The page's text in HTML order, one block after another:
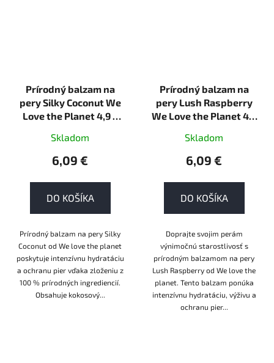
Prírodný balzam na
pery Silky Coconut We
Love the Planet 4,9 g
Skladom
6,09 €
DO KOŠÍKA
Prírodný balzam na pery Silky
Coconut od We love the planet
poskytuje intenzívnu hydratáciu
a ochranu pier vďaka zloženiu z
100 % prírodných ingrediencií.
Obsahuje kokosový...
Prírodný balzam na
pery Lush Raspberry
We Love the Planet 4,9
Skladom
6,09 €
DO KOŠÍKA
Doprajte svojim perám
výnimočnú starostlivosť s
prírodným balzamom na pery
Lush Raspberry od We love the
planet. Tento balzam ponúka
intenzívnu hydratáciu, výživu a
ochranu pier...